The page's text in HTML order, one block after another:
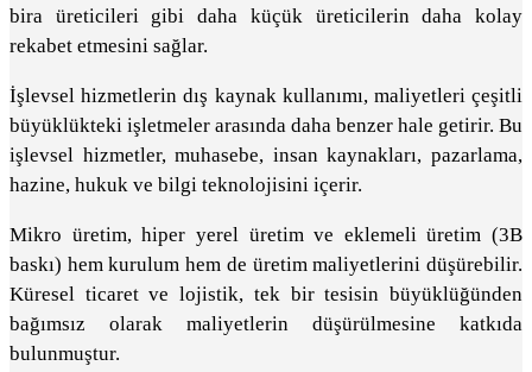
bira üreticileri gibi daha küçük üreticilerin daha kolay
rekabet etmesini sağlar.
İşlevsel hizmetlerin dış kaynak kullanımı, maliyetleri çeşitli
büyüklükteki işletmeler arasında daha benzer hale getirir. Bu
işlevsel hizmetler, muhasebe, insan kaynakları, pazarlama,
hazine, hukuk ve bilgi teknolojisini içerir.
Mikro üretim, hiper yerel üretim ve eklemeli üretim (3B
baskı) hem kurulum hem de üretim maliyetlerini düşürebilir.
Küresel ticaret ve lojistik, tek bir tesisin büyüklüğünden
bağımsız olarak maliyetlerin düşürülmesine katkıda
bulunmuştur.